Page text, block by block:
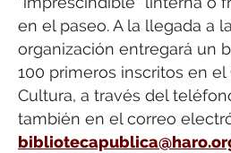
en el paseo. A la llegada a
organización entregará un
100 primeros inscritos en
Cultura, a través del
también en el correo